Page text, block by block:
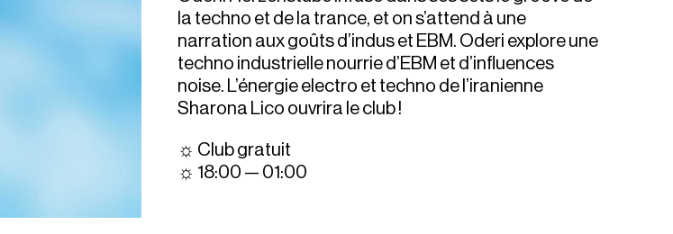
la techno et de la trance, et on s’attend à une
narration aux goûts d’indus et EBM. Oderi explore une
techno industrielle nourrie d’EBM et d’influences
noise. L’énergie electro et techno de l’iranienne
Sharona Lico ouvrira le club !
☼ Club gratuit
☼ 18:00 — 01:00